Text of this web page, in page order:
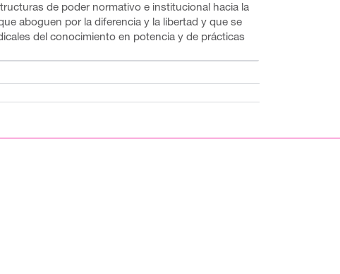
de poder normativo e institucional hacia la
aboguen por la diferencia y la libertad y que se
del conocimiento en potencia y de prácticas